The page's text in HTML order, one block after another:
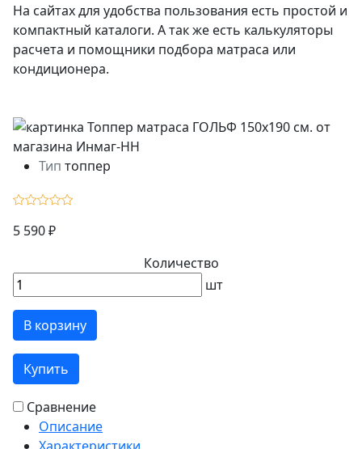
На сайтах для удобства пользования есть простой и
компактный каталоги. А так же есть калькуляторы
расчета и помощники подбора матраса или
кондиционера.
Тип топпер
5 590 ₽
Количество
шт
В корзину
Купить
Сравнение
Описание